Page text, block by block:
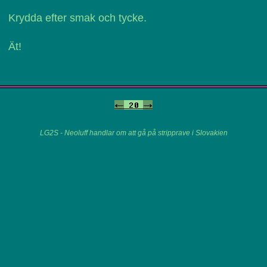
Krydda efter smak och tycke.
Ät!
<- 20 ->
LG2S - Neoluff handlar om att gå på stripprave i Slovakien